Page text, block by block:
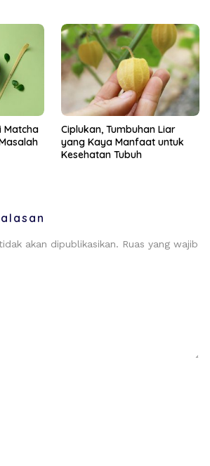
Matcha
Ciplukan, Tumbuhan Liar
yang Kaya Manfaat untuk
Kesehatan Tubuh
akan dipublikasikan. Ruas yang wajib